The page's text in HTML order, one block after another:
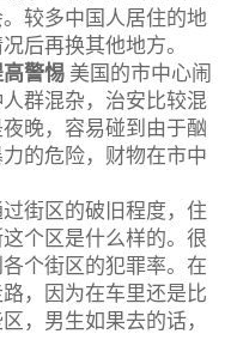
较多中国人居住的地
后再换其他地方。
警惕 美国的市中心闹
群混杂，治安比较混
晚，容易碰到由于酗
的危险，财物在市中
街区的破旧程度，住
个区是什么样的。很
个街区的犯罪率。在
，因为在车里还是比
，男生如果去的话，